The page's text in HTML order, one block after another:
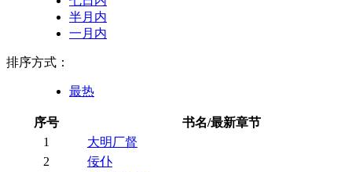
半月内
一月内
排序方式：
最热
序号
书名/最新章节
1
大明厂督
2
佞仆